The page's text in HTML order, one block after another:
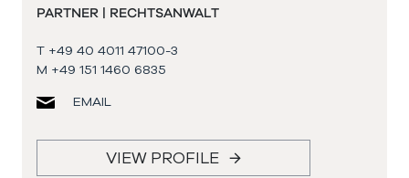
PARTNER | RECHTSANWALT
T +49 40 4011 47100-3
M +49 151 1460 6835
EMAIL
VIEW PROFILE